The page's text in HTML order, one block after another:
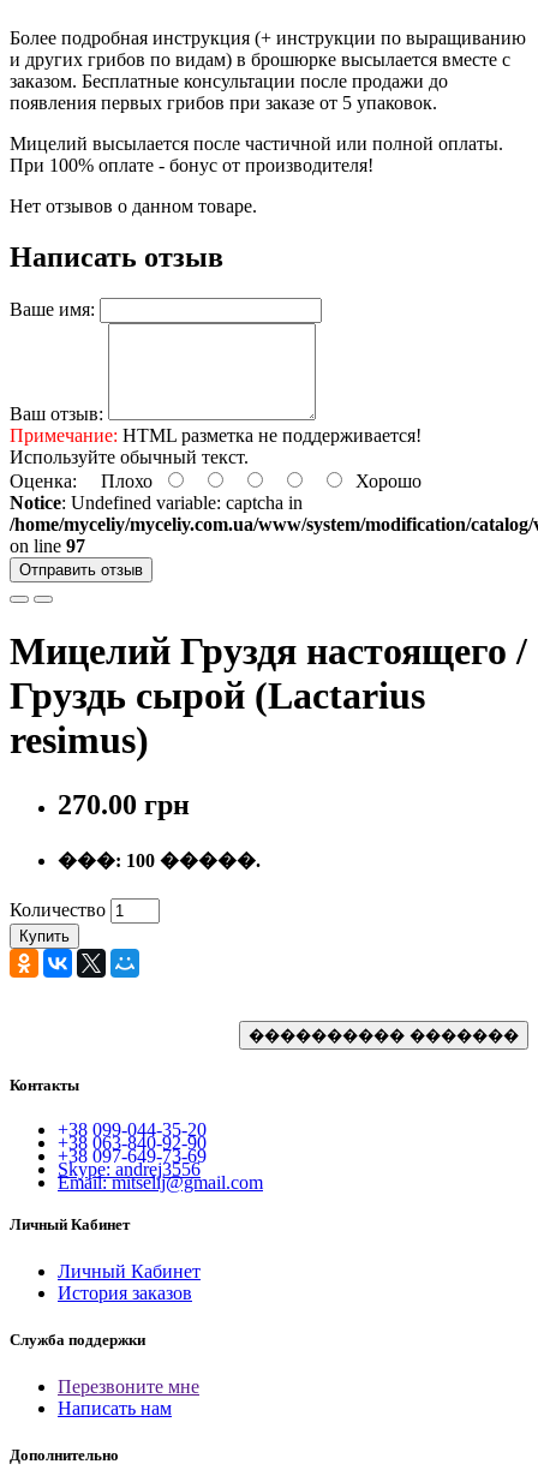
Более подробная инструкция (+ инструкции по выращиванию
и других грибов по видам) в брошюрке высылается вместе с
заказом. Бесплатные консультации после продажи до
появления первых грибов при заказе от 5 упаковок.
Мицелий высылается после частичной или полной оплаты.
При 100% оплате - бонус от производителя!
Нет отзывов о данном товаре.
Написать отзыв
Ваше имя:
Ваш отзыв:
Примечание: HTML разметка не поддерживается!
Используйте обычный текст.
Оценка: Плохо
Хорошо
Notice: Undefined variable: captcha in
/home/myceliy/myceliy.com.ua/www/system/modification/
on line 97
Отправить отзыв
Мицелий Груздя настоящего /
Груздь сырой (Lactarius
resimus)
270.00 грн
���: 100 �����.
Количество
Купить
Контакты
+38 099-044-35-20
+38 063-840-92-90
+38 097-649-73-69
Skype: andrej3556
Email: mitselij@gmail.com
Личный Кабинет
Личный Кабинет
История заказов
Служба поддержки
Перезвоните мне
Написать нам
Дополнительно